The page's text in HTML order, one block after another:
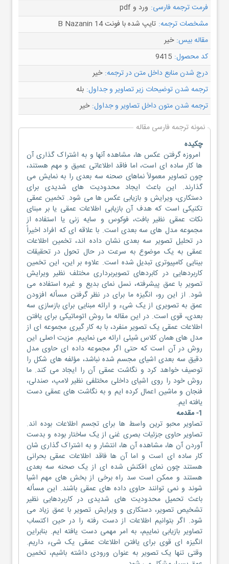
فرمت ترجمه فارسی: ورد و pdf
مشخصات ترجمه: تایپ شده با فونت B Nazanin 14
مقاله بیس: خیر
کد محصول: 9415
درج شدن منابع داخل متن در ترجمه: خیر
ترجمه شدن توضیحات زیر تصاویر و جداول: بله
ترجمه شدن متون داخل تصاویر و جداول: خیر
نمونه ترجمه فارسی مقاله
چکیده
امروزه گرفتن عکس ها، مشاهده آنها و به اشتراک گذاری آن
ها کار ساده ای است، اما فاقد اطلاعاتی عمیق و مهم هستند،
چون تصاویر معمولاً نماهای صحنه سه بعدی را به نمایش می
گذارند. این باعث ایجاد محدودیت های شدیدی برای
دستکاری، ویرایش و بازیابی عکس ها می شود. تخمین عمقی
تکنیکی است که هدف آن بازیابی اطلاعات عمقی یا بر مبنای
نکات عمقی نظیر بافت، فوکوس و سایه زنی یا استفاده از
مجموعه مدل های سه بعدی است. با علاقه ای که افراد اخیراً
در تحلیل تصویر سه بعدی نشان داده اند، تخمین اطلاعات
عمقی به یک موضوع به سرعت در حال تحول در تحقیقات
بینایی کامپیوتری تبدیل شده است. علاوه بر این، این تخمین
کاربردهایی در کابردهای تصویربرداری مختلف نظیر ویرایش
تصویر با عمق پیشرفته، نسل نمای بدیع و غیره استفاده می
شود. از این رو، انگیزه ما برای در نظر گرفتن مسأله افزودن
عمق به تصویری از یک شیء و ارائه مبنایی برای بازسازی سه
بعدی، قوی است. در این مقاله ما روش اتوماتیکی برای یافتن
اطلاعات عمقی یک تصویر منفرد، با به کار گیری مجموعه ای از
مدل های همان کلاس شیئی ارائه می نماییم. مزیت اصلی این
روش در آن است که حتی اگر مجموعه داده ای حاوی مدل
دقیق سه بعدی اشیای مجسم شده نباشد، مؤلفه های شکل را
توصیف خواهد کرد و نگاشت عمقی آن را ایجاد می کند. ما
روش خود را روی اشیای داخلی مختلفی نظیر لامپ، صندلی،
فنجان و ماشین اعمال کرده ایم و به نگاشت های عمقی دست
یافته ایم.
1- مقدمه
تصاویر محبو ترین واسط ها برای تجسم اطلاعات بوده اند.
تصاویر حاوی جزئیات بصری غنی از یک ساختار بوده و بدست
آوردن آن ها، مشاهده آن ها، انتشار و به اشتراک گذاری شان
کار ساده ای است و اما آن ها فاقد اطلاعات عمقی بحرانی
هستند چون نمای افکنش شده ای از یک صحنه سه بعدی
هستند و ممکن است سد راه برخی از بخش های مهم اشیا
شوند و نمی توانند حاوی داده های عمقی باشند. این مسأله
باعث تحمیل محدودیت های شدیدی در کاربردهایی نظیر
تشخیص تصویر، دستکاری و ویرایش تصویر با عمق زیاد می
شود. اگر بتوانیم اطلاعات از دست رفته را در حین اکتساب
تصاویر بازیابی نماییم، به امر مهمی دست یافته ایم. بنابراین
انگیزه ای قوی برای یافتن اطلاعات عمقی یک شیء داریم.
وقتی تنها یک تصویر به عنوان ورودی داشته باشیم، تخمین